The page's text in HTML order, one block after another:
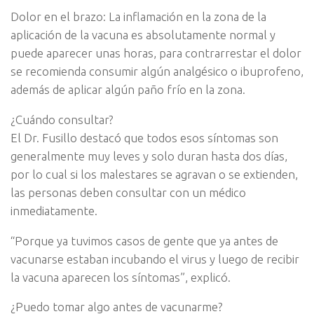
Dolor en el brazo: La inflamación en la zona de la
aplicación de la vacuna es absolutamente normal y
puede aparecer unas horas, para contrarrestar el dolor
se recomienda consumir algún analgésico o ibuprofeno,
además de aplicar algún paño frío en la zona.
¿Cuándo consultar?
El Dr. Fusillo destacó que todos esos síntomas son
generalmente muy leves y solo duran hasta dos días,
por lo cual si los malestares se agravan o se extienden,
las personas deben consultar con un médico
inmediatamente.
“Porque ya tuvimos casos de gente que ya antes de
vacunarse estaban incubando el virus y luego de recibir
la vacuna aparecen los síntomas”, explicó.
¿Puedo tomar algo antes de vacunarme?